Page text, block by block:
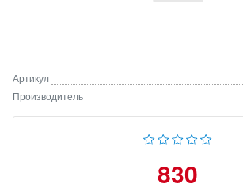
Артикул
Производитель
830